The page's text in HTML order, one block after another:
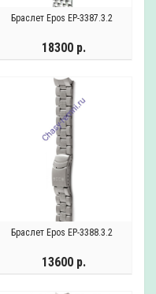
Браслет Epos EP-3387.3.2
18300 р.
Браслет Epos EP-3388.3.2
13600 р.